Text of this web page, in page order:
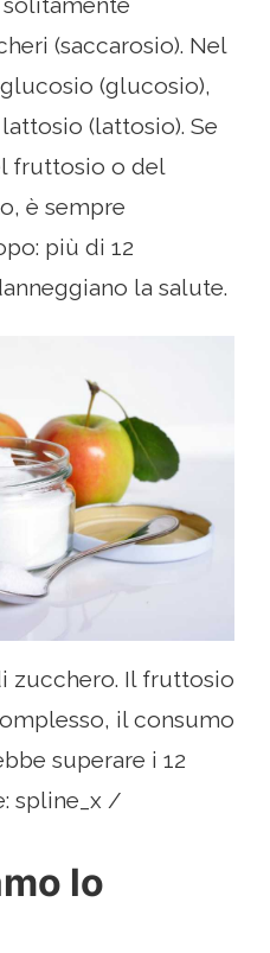
(saccarosio). Nel
(glucosio),
(lattosio). Se
fruttosio o del
è sempre
più di 12
la salute.
zucchero. Il fruttosio
il consumo
superare i 12
spline_x /
lo